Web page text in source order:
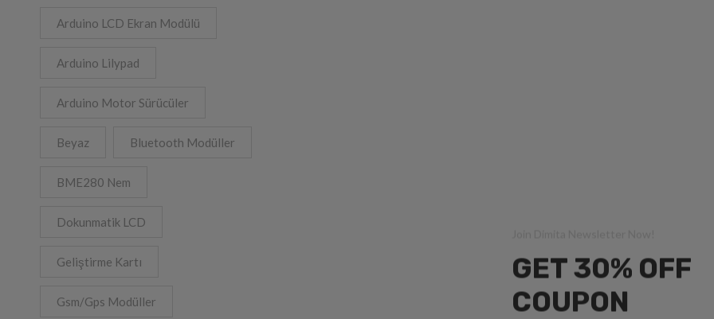
Arduino LCD Ekran Modülü
Arduino Lilypad
Arduino Motor Sürücüler
Beyaz Bluetooth Modüller
BME280 Nem
Dokunmatik LCD
Geliştirme Kartı
Gsm/Gps Modüller
GET 30% OFF
COUPON